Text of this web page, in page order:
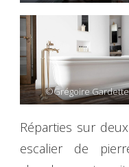
©Grégoire Gardette
Réparties sur
escalier de